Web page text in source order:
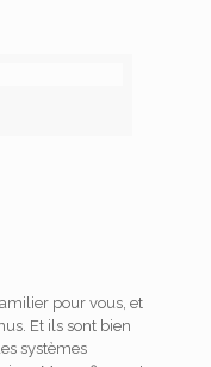
pour vous, et
Et ils sont bien
systèmes